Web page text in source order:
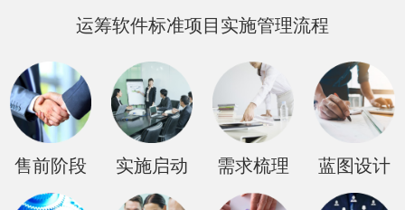
运筹软件标准项目实施管理流程
售前阶段 实施启动 需求梳理 蓝图设计